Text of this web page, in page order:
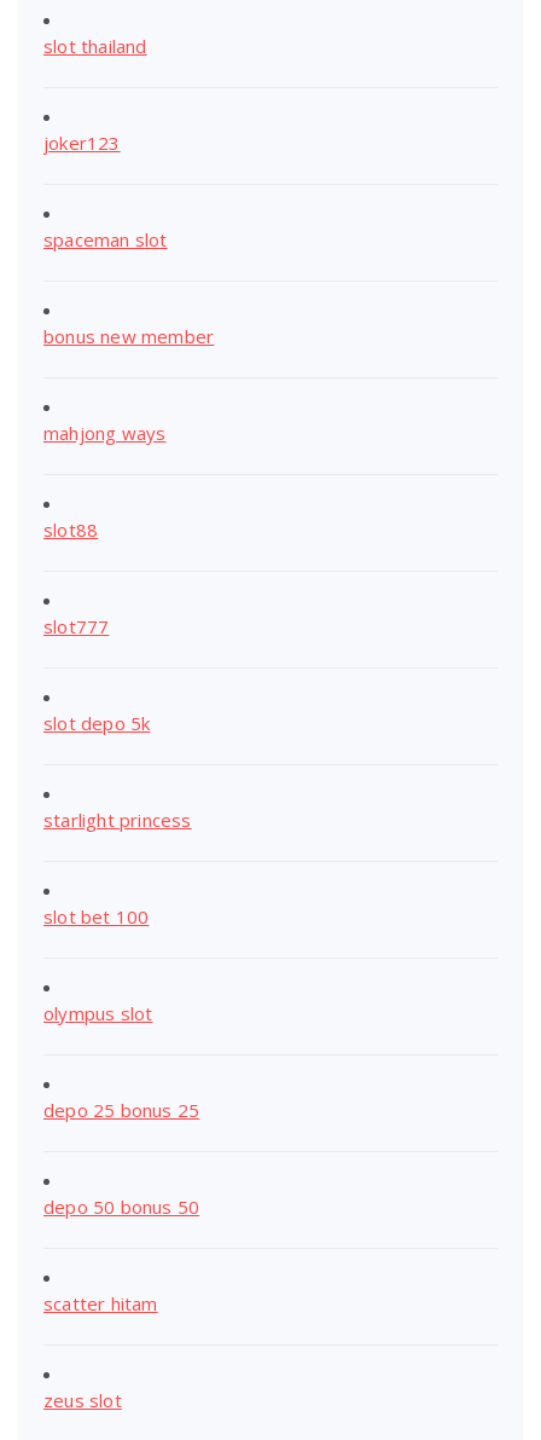
slot thailand
joker123
spaceman slot
bonus new member
mahjong ways
slot88
slot777
slot depo 5k
starlight princess
slot bet 100
olympus slot
depo 25 bonus 25
depo 50 bonus 50
scatter hitam
zeus slot